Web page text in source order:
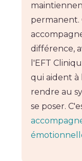
permanent.
différence,
l'EFT
qui aident à
rendre au
se poser.